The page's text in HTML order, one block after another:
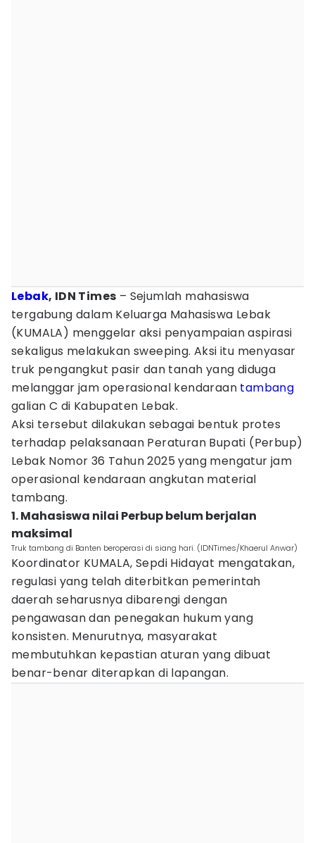
Lebak, IDN Times – Sejumlah mahasiswa
tergabung dalam Keluarga Mahasiswa Lebak
(KUMALA) menggelar aksi penyampaian aspirasi
sekaligus melakukan sweeping. Aksi itu menyasar
truk pengangkut pasir dan tanah yang diduga
melanggar jam operasional kendaraan tambang
galian C di Kabupaten Lebak.
Aksi tersebut dilakukan sebagai bentuk protes
terhadap pelaksanaan Peraturan Bupati (Perbup)
Lebak Nomor 36 Tahun 2025 yang mengatur jam
operasional kendaraan angkutan material
tambang.
1. Mahasiswa nilai Perbup belum berjalan
maksimal
Truk tambang di Banten beroperasi di siang hari. (IDNTimes/Khaerul Anwar)
Koordinator KUMALA, Sepdi Hidayat mengatakan,
regulasi yang telah diterbitkan pemerintah
daerah seharusnya dibarengi dengan
pengawasan dan penegakan hukum yang
konsisten. Menurutnya, masyarakat
membutuhkan kepastian aturan yang dibuat
benar-benar diterapkan di lapangan.